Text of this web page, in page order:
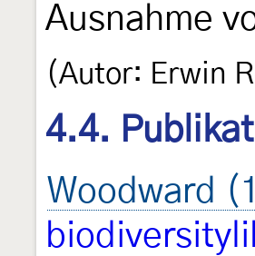
Ausnahme
(Autor: Erwin
4.4.
Woodward